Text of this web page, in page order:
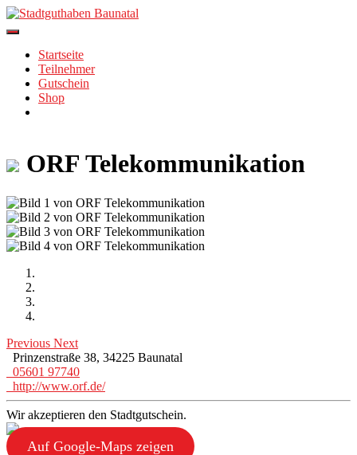
Skip
to
Startseite
Teilnehmer
Gutschein
Shop
ORF Telekommunikation
Previous Next
Prinzenstraße 38, 34225 Baunatal
05601 97740
http://www.orf.de/
Wir akzeptieren den Stadtgutschein.
Auf Google-Maps zeigen